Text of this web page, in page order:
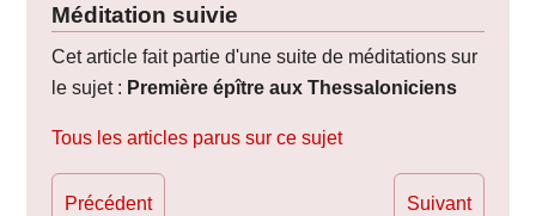
Méditation suivie
Cet article fait partie d'une suite de méditations sur
le sujet : Première épître aux Thessaloniciens
Tous les articles parus sur ce sujet
Précédent Suivant